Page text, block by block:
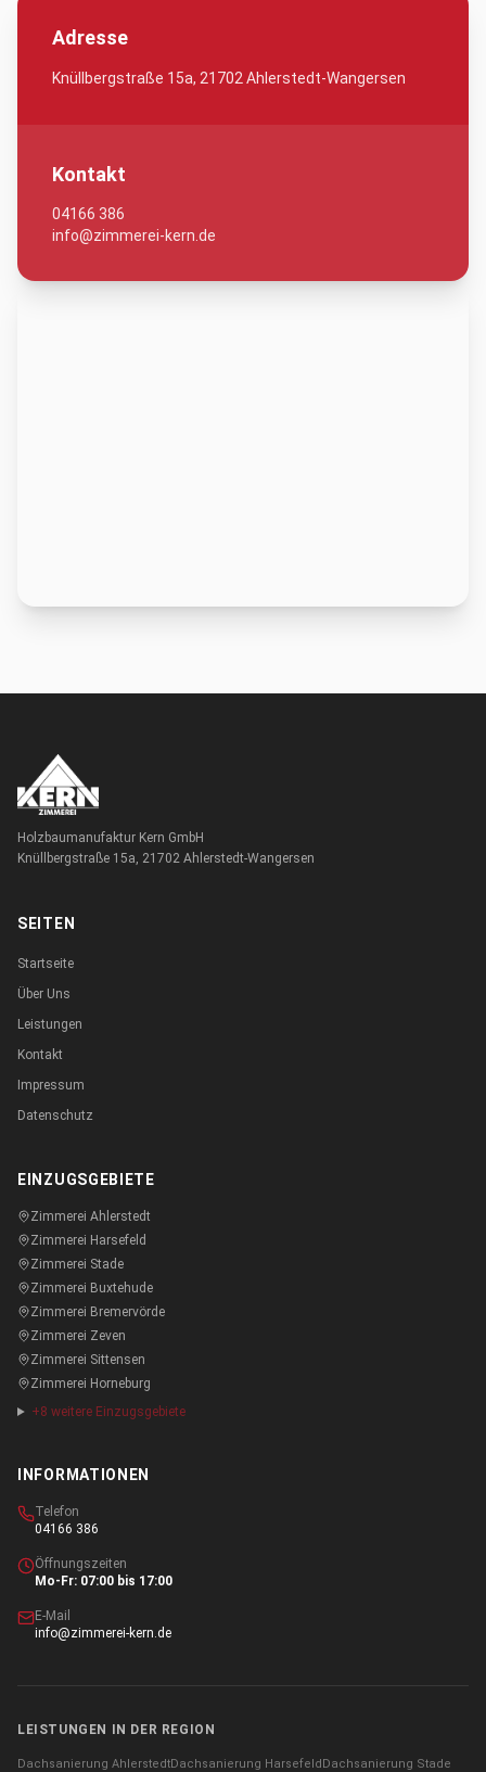
Adresse
Knüllbergstraße 15a, 21702 Ahlerstedt-Wangersen
Kontakt
04166 386
info@zimmerei-kern.de
Holzbaumanufaktur Kern GmbH
Knüllbergstraße 15a, 21702 Ahlerstedt-Wangersen
SEITEN
Startseite
Über Uns
Leistungen
Kontakt
Impressum
Datenschutz
EINZUGSGEBIETE
Zimmerei Ahlerstedt
Zimmerei Harsefeld
Zimmerei Stade
Zimmerei Buxtehude
Zimmerei Bremervörde
Zimmerei Zeven
Zimmerei Sittensen
Zimmerei Horneburg
+8 weitere Einzugsgebiete
INFORMATIONEN
Telefon
04166 386
Öffnungszeiten
Mo-Fr: 07:00 bis 17:00
E-Mail
info@zimmerei-kern.de
LEISTUNGEN IN DER REGION
Dachsanierung AhlerstedtDachsanierung HarsefeldDachsanierung Stade